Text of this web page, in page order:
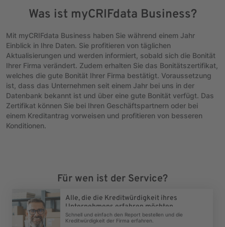
Was ist myCRIFdata Business?
Mit myCRIFdata Business haben Sie während einem Jahr
Einblick in Ihre Daten. Sie profitieren von täglichen
Aktualisierungen und werden informiert, sobald sich die Bonität
Ihrer Firma verändert. Zudem erhalten Sie das Bonitätszertifikat,
welches die gute Bonität Ihrer Firma bestätigt. Voraussetzung
ist, dass das Unternehmen seit einem Jahr bei uns in der
Datenbank bekannt ist und über eine gute Bonität verfügt. Das
Zertifikat können Sie bei Ihren Geschäftspartnern oder bei
einem Kreditantrag vorweisen und profitieren von besseren
Konditionen.
Für wen ist der Service?
Alle, die die Kreditwürdigkeit ihres
Unternehmens erfahren möchten.
Schnell und einfach den Report bestellen und die
Kreditwürdigkeit der Firma erfahren.